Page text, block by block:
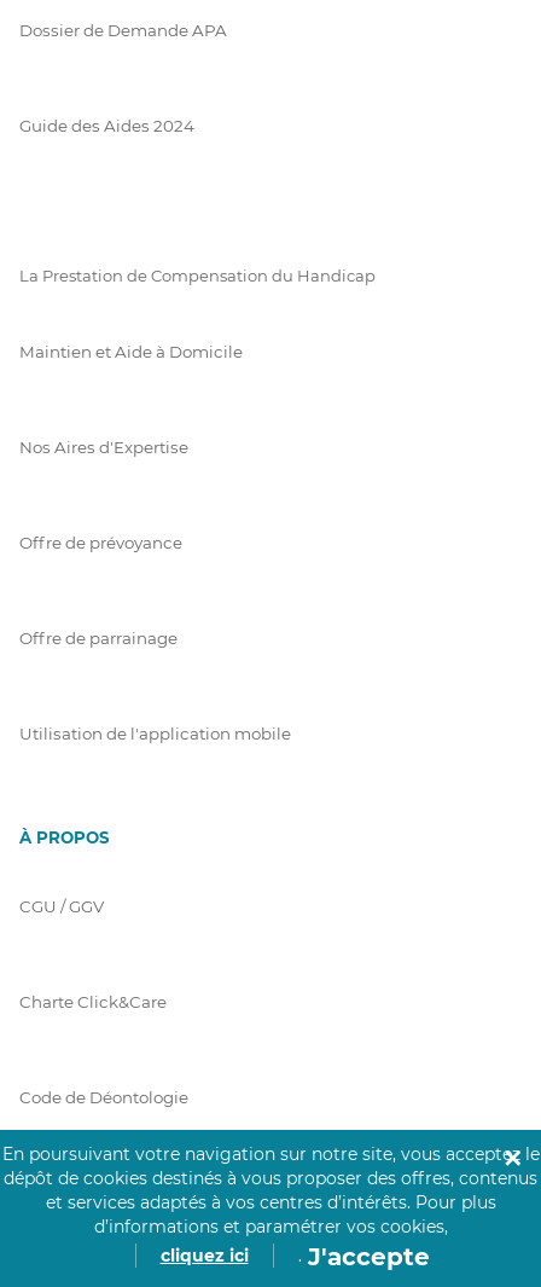
Dossier de Demande APA
Guide des Aides 2024
La Prestation de Compensation du Handicap
Maintien et Aide à Domicile
Nos Aires d'Expertise
Offre de prévoyance
Offre de parrainage
Utilisation de l'application mobile
À PROPOS
CGU / GGV
Charte Click&Care
Code de Déontologie
Mentions Légales
En poursuivant votre navigation sur notre site, vous acceptez le
dépôt de cookies destinés à vous proposer des offres, contenus
et services adaptés à vos centres d’intérêts. Pour plus
d’informations et paramétrer vos cookies,
cliquez ici
. J'accepte
✕